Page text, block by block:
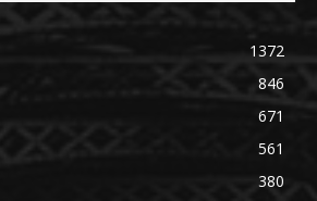
1372
846
671
561
380